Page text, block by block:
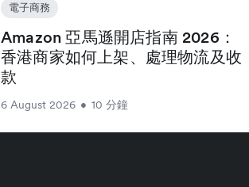
電子商務
Amazon 亞馬遜開店指南 2026：
香港商家如何上架、處理物流及收
款
6 August 2026 • 10 分鐘